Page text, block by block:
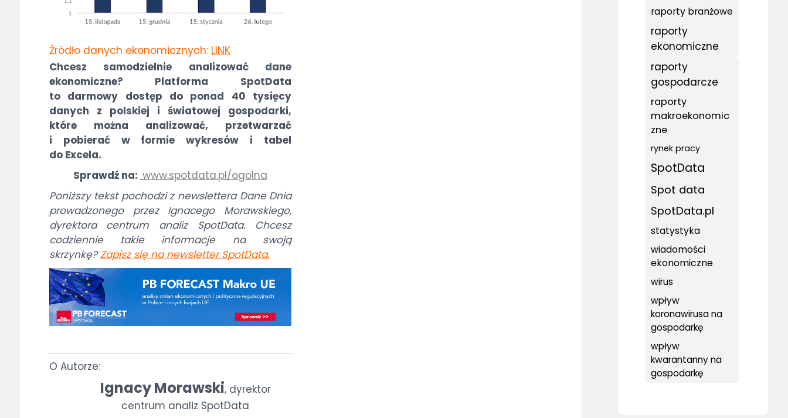
Źródło danych ekonomicznych: LINK
Chcesz samodzielnie analizować dane
ekonomiczne? Platforma SpotData
to darmowy dostęp do ponad 40 tysięcy
danych z polskiej i światowej gospodarki,
które można analizować, przetwarzać
i pobierać w formie wykresów i tabel
do Excela.
Sprawdź na: www.spotdata.pl/ogolna
Poniższy tekst pochodzi z newslettera Dane Dnia
prowadzonego przez Ignacego Morawskiego,
dyrektora centrum analiz SpotData. Chcesz
codziennie takie informacje na swoją
skrzynkę?Zapisz się na newsletter SpotData.
O Autorze:
Ignacy Morawski,dyrektor
centrum analiz SpotData
raporty branżowe
raporty
ekonomiczne
raporty
gospodarcze
raporty
makroekonomic
zne
rynek pracy
SpotData
Spot data
SpotData.pl
statystyka
wiadomości
ekonomiczne
wirus
wpływ
koronawirusa na
gospodarkę
wpływ
kwarantanny na
gospodarkę